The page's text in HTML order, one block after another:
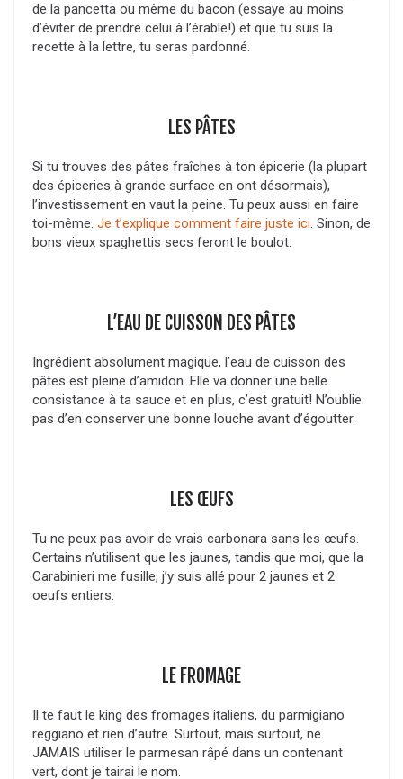
de la pancetta ou même du bacon (essaye au moins
d’éviter de prendre celui à l’érable!) et que tu suis la
recette à la lettre, tu seras pardonné.
LES PÂTES
Si tu trouves des pâtes fraîches à ton épicerie (la plupart
des épiceries à grande surface en ont désormais),
l’investissement en vaut la peine. Tu peux aussi en faire
toi-même. Je t’explique comment faire juste ici. Sinon, de
bons vieux spaghettis secs feront le boulot.
L’EAU DE CUISSON DES PÂTES
Ingrédient absolument magique, l’eau de cuisson des
pâtes est pleine d’amidon. Elle va donner une belle
consistance à ta sauce et en plus, c’est gratuit! N’oublie
pas d’en conserver une bonne louche avant d’égoutter.
LES ŒUFS
Tu ne peux pas avoir de vrais carbonara sans les œufs.
Certains n’utilisent que les jaunes, tandis que moi, que la
Carabinieri me fusille, j’y suis allé pour 2 jaunes et 2
oeufs entiers.
LE FROMAGE
Il te faut le king des fromages italiens, du parmigiano
reggiano et rien d’autre. Surtout, mais surtout, ne
JAMAIS utiliser le parmesan râpé dans un contenant
vert, dont je tairai le nom.